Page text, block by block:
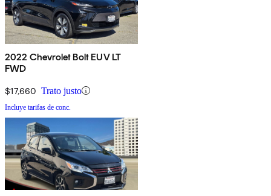
2022 Chevrolet Bolt EUV LT
FWD
$17,660 Trato justo
Incluye tarifas de conc.